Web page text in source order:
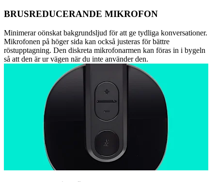
BRUSREDUCERANDE MIKROFON
Minimerar oönskat bakgrundsljud för att ge tydliga konversationer.
Mikrofonen på höger sida kan också justeras för bättre
röstupptagning. Den diskreta mikrofonarmen kan föras in i bygeln
så att den är ur vägen när du inte använder den.